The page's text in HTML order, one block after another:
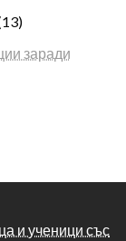
заради
и ученици със